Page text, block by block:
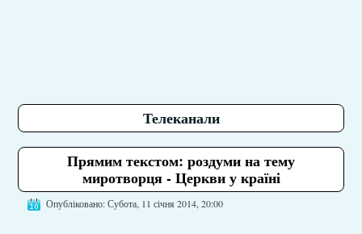
Телеканали
Прямим текстом: роздуми на тему
миротворця - Церкви у країні
Опубліковано: Субота, 11 січня 2014, 20:00